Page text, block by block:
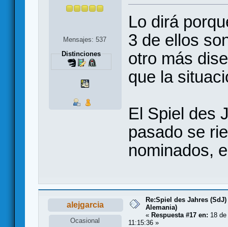
Mensajes: 537
Distinciones
Lo dirá
3 de ellos
otro más
que la
El Spiel des
pasado se
nominados,
alejgarcia
Ocasional
Re:Spiel des Jahres
Alemania)
« Respuesta #17 en: 18
11:15:36 »